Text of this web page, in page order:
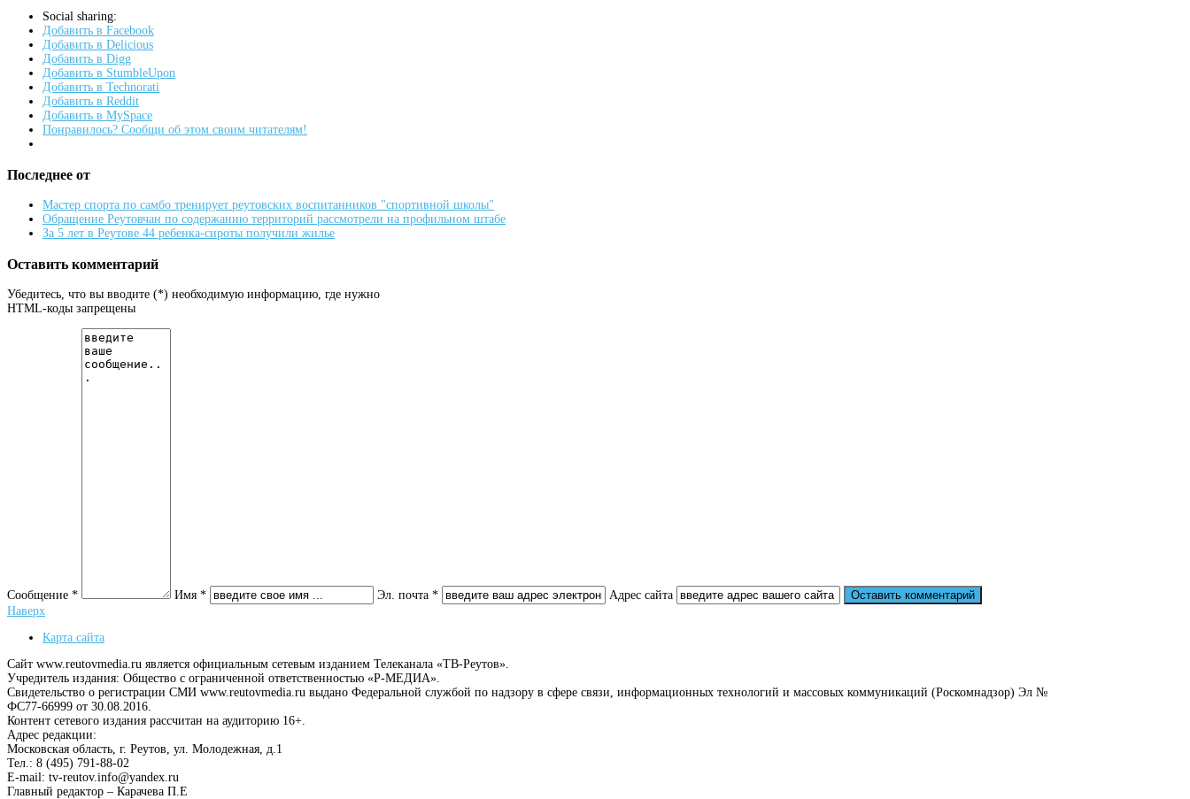
Social sharing:
Добавить в Facebook
Добавить в Delicious
Добавить в Digg
Добавить в StumbleUpon
Добавить в Technorati
Добавить в Reddit
Добавить в MySpace
Понравилось? Сообщи об этом своим читателям!
Последнее от
Мастер спорта по самбо тренирует реутовских воспитанников "спортивной школы"
Обращение Реутовчан по содержанию территорий рассмотрели на профильном штабе
За 5 лет в Реутове 44 ребенка-сироты получили жилье
Оставить комментарий
Убедитесь, что вы вводите (*) необходимую информацию, где нужно
HTML-коды запрещены
Сообщение * Имя * Эл. почта *
Адрес сайта
Наверх
Карта сайта
Сайт www.reutovmedia.ru является официальным сетевым изданием Телеканала «ТВ-Реутов».
Учредитель издания: Общество с ограниченной ответственностью «Р-МЕДИА».
Свидетельство о регистрации СМИ www.reutovmedia.ru выдано Федеральной службой по надзору в сфере связи, информационных технологий и массовых коммуникаций (Роскомнадзор) Эл №
ФС77-66999 от 30.08.2016.
Контент сетевого издания рассчитан на аудиторию 16+.
Адрес редакции:
Московская область, г. Реутов, ул. Молодежная, д.1
Тел.: 8 (495) 791-88-02
E-mail: tv-reutov.info@yandex.ru
Главный редактор – Карачева П.Е